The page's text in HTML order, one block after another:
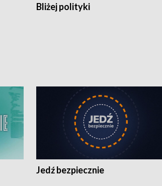
Bliżej polityki
Jedź bezpiecznie